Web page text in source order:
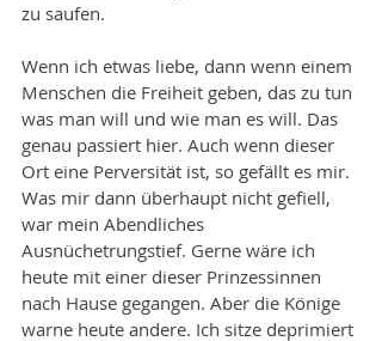
zu saufen.
Wenn ich etwas liebe, dann wenn einem
Menschen die Freiheit geben, das zu tun
was man will und wie man es will. Das
genau passiert hier. Auch wenn dieser
Ort eine Perversität ist, so gefällt es mir.
Was mir dann überhaupt nicht gefiell,
war mein Abendliches
Ausnüchetrungstief. Gerne wäre ich
heute mit einer dieser Prinzessinnen
nach Hause gegangen. Aber die Könige
warne heute andere. Ich sitze deprimiert